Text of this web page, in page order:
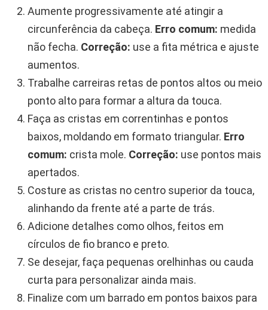
Aumente progressivamente até atingir a
circunferência da cabeça. Erro comum: medida
não fecha. Correção: use a fita métrica e ajuste
aumentos.
Trabalhe carreiras retas de pontos altos ou meio
ponto alto para formar a altura da touca.
Faça as cristas em correntinhas e pontos
baixos, moldando em formato triangular. Erro
comum: crista mole. Correção: use pontos mais
apertados.
Costure as cristas no centro superior da touca,
alinhando da frente até a parte de trás.
Adicione detalhes como olhos, feitos em
círculos de fio branco e preto.
Se desejar, faça pequenas orelhinhas ou cauda
curta para personalizar ainda mais.
Finalize com um barrado em pontos baixos para